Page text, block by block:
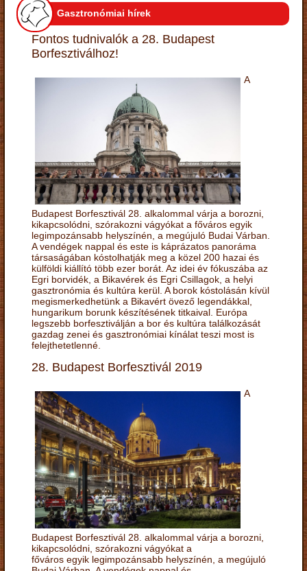
Gasztronómiai hírek
Fontos tudnivalók a 28. Budapest
Borfesztiválhoz!
A
Budapest Borfesztivál 28. alkalommal várja a borozni,
kikapcsolódni, szórakozni vágyókat a főváros egyik
legimpozánsabb helyszínén, a megújuló Budai Várban.
A vendégek nappal és este is káprázatos panoráma
társaságában kóstolhatják meg a közel 200 hazai és
külföldi kiállító több ezer borát. Az idei év fókuszába az
Egri borvidék, a Bikavérek és Egri Csillagok, a helyi
gasztronómia és kultúra kerül. A borok kóstolásán kívül
megismerkedhetünk a Bikavért övező legendákkal,
hungarikum borunk készítésének titkaival. Európa
legszebb borfesztiválján a bor és kultúra találkozását
gazdag zenei és gasztronómiai kínálat teszi most is
felejthetetlenné.
28. Budapest Borfesztivál 2019
A
Budapest Borfesztivál 28. alkalommal várja a borozni,
kikapcsolódni, szórakozni vágyókat a
főváros egyik legimpozánsabb helyszínén, a megújuló